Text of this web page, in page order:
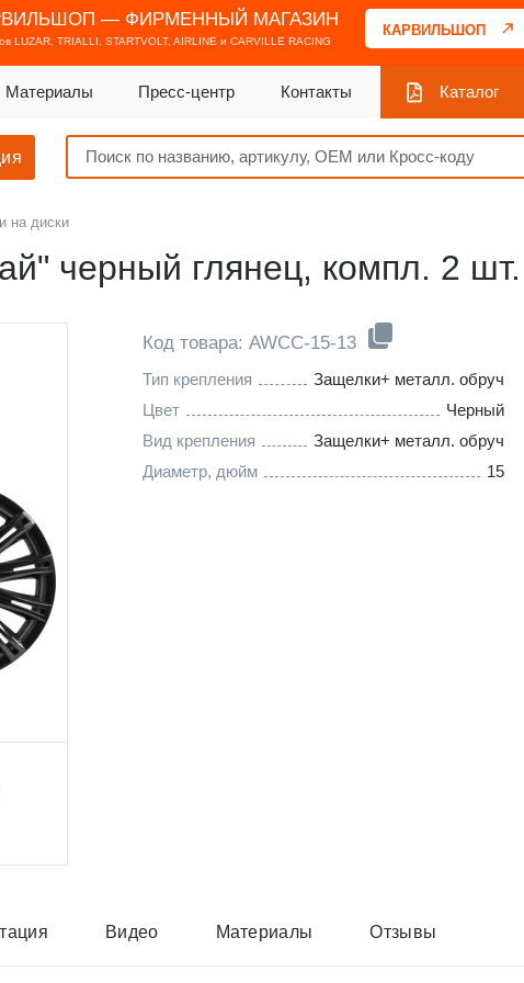
— ФИРМЕННЫЙ МАГАЗИН
LUZAR, TRIALLI, STARTVOLT, AIRLINE и CARVILLE RACING
КАРВИЛЬШОП
Материалы Пресс-центр Контакты Каталог
на диски
черный глянец, компл. 2 шт.
Код товара: AWCC-15-13
Тип крепления
Защелки+ металл. обруч
Цвет
Черный
Вид крепления
Защелки+ металл. обруч
Диаметр, дюйм
15
Видео Материалы Отзывы